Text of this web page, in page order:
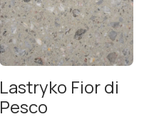
Lastryko Fior di
Pesco